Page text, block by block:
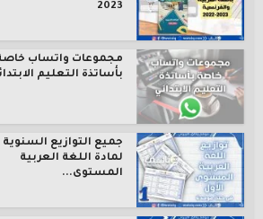
2023
مجموعات واتساب
بأساتذة التعليم
جميع التوازيع السنوية
لمادة اللغة العربية
المستوى...